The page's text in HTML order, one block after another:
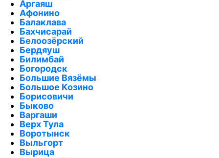
Аргаяш
Афонино
Балаклава
Бахчисарай
Белоозёрский
Бердяуш
Билимбай
Богородск
Большие Вязёмы
Большое Козино
Борисовичи
Быково
Варгаши
Верх Тула
Воротынск
Выльгорт
Вырица